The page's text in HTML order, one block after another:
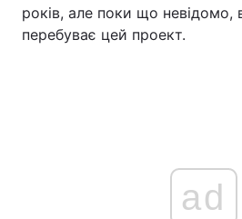
років, але поки що невідомо,
перебуває цей проект.
ad